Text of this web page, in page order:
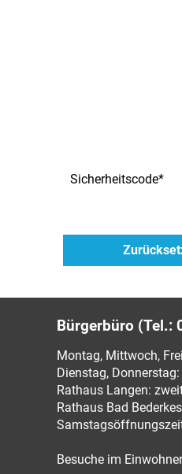
Sicherheitscode*
Bürgerbüro (Tel.:
Montag, Mittwoch,
Dienstag,
Rathaus Langen:
Rathaus Bad
Besuche im